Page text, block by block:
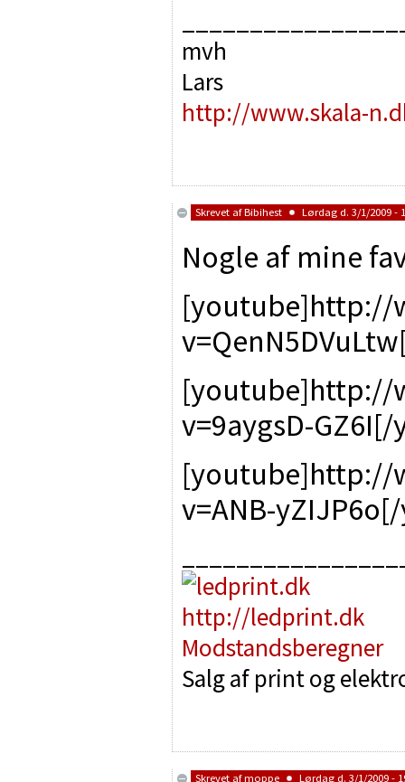
mvh
Lars
http://www.skala-
Skrevet afBibihest Lørdag d. 3/1/2009 -
Nogle af mine
[youtube]http://
[youtube]http://
v=9aygsD-
[youtube]http://
v=ANB-
http://ledprint.dk
Modstandsberegner
Salg af print og
Skrevet afmoppe Lørdag d. 3/1/2009 -